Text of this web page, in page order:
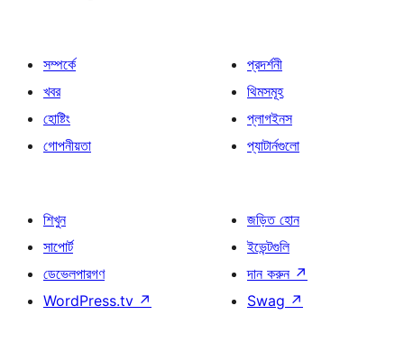
সম্পর্কে
খবর
হোষ্টিং
গোপনীয়তা
প্রদর্শনী
থিমসমূহ
প্লাগইনস
প্যাটার্নগুলো
শিখুন
সাপোর্ট
ডেভেলপারগণ
WordPress.tv ↗
জড়িত হোন
ইভেন্টগুলি
দান করুন ↗
Swag ↗